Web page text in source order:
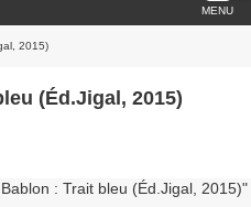
MENU
2015)
(Éd.Jigal, 2015)